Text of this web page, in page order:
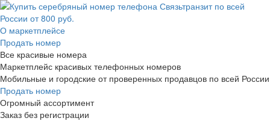
О маркетплейсе
Продать номер
Все красивые номера
Маркетплейс красивых телефонных номеров
Мобильные и городские от проверенных продавцов по всей России
Продать номер
Огромный ассортимент
Заказ без регистрации